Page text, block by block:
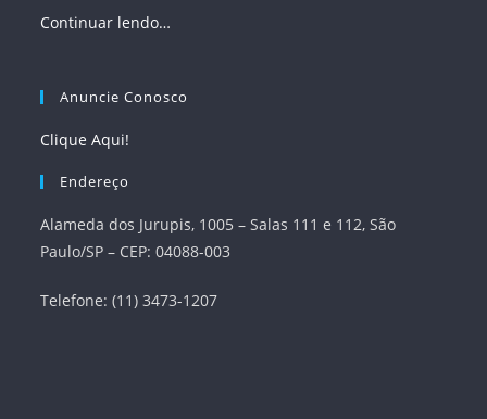
Continuar lendo…
Anuncie Conosco
Clique Aqui!
Endereço
Alameda dos Jurupis, 1005 – Salas 111 e 112, São
Paulo/SP – CEP: 04088-003
Telefone: (11) 3473-1207